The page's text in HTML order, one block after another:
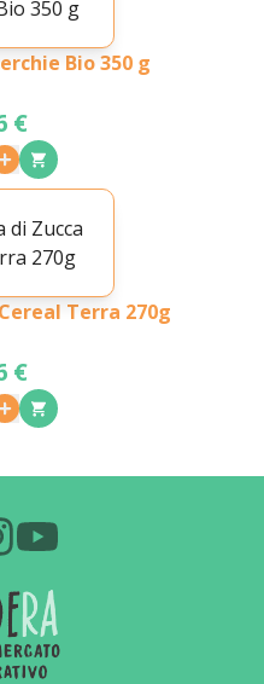
Bio 350 g
€
Terra 270g
€